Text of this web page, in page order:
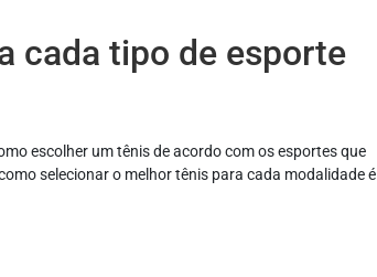
cada tipo de esporte
escolher um tênis de acordo com os esportes que
selecionar o melhor tênis para cada modalidade é